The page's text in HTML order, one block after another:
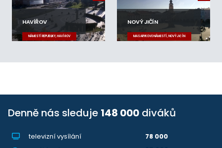
HAVÍŘOV
NÁMĚSTÍ REPUBLIKY, HAVÍŘOV
NOVÝ JIČÍN
MASARYKOVO NÁMĚSTÍ, NOVÝ JIČÍN
Denně nás sleduje 148 000 diváků
televizní vysílání
78 000